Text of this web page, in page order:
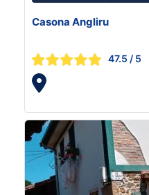
Casona Angliru
47.5 / 5